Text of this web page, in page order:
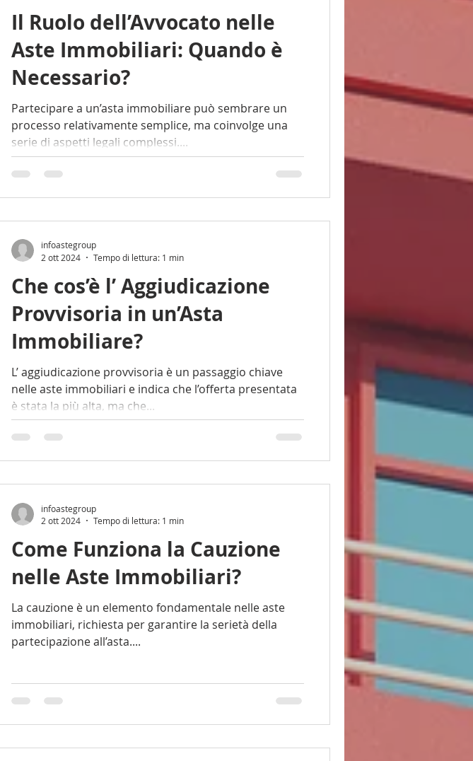
Il Ruolo dell’Avvocato nelle
Aste Immobiliari: Quando è
Necessario?
Partecipare a un’asta immobiliare può sembrare un
processo relativamente semplice, ma coinvolge una
serie di aspetti legali complessi....
Che cos’è l’ Aggiudicazione
Provvisoria in un’Asta
Immobiliare?
L’ aggiudicazione provvisoria è un passaggio chiave
nelle aste immobiliari e indica che l’offerta presentata
è stata la più alta, ma che...
infoastegroup
2 ott 2024
Tempo di lettura: 1 min
Come Funziona la Cauzione
nelle Aste Immobiliari?
La cauzione è un elemento fondamentale nelle aste
immobiliari, richiesta per garantire la serietà della
partecipazione all’asta....
infoastegroup
2 ott 2024
Tempo di lettura: 1 min